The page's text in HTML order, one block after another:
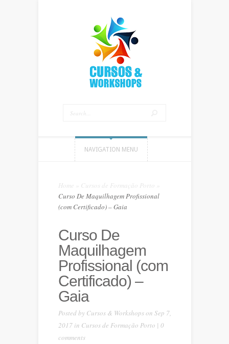
NAVIGATION MENU
Home Cursos de Formação Porto
Curso De Maquilhagem Profissional
(com Certificado) – Gaia
Curso De
Maquilhagem
Profissional (com
Certificado) –
Gaia
Posted by Cursos & Workshopson Sep 7,
2017 in Cursos de Formação Porto | 0
comments